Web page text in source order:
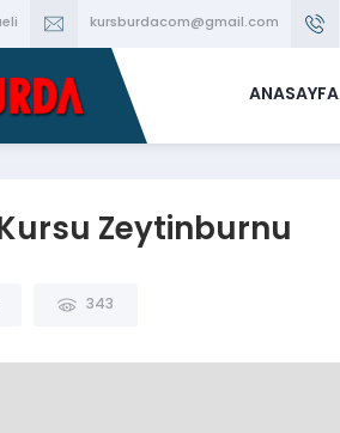
kursburdacom@gmail.com
ANASAYFA
Kursu Zeytinburnu
343